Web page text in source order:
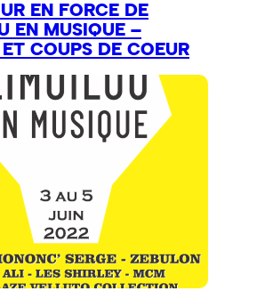
EN FORCE DE
EN MUSIQUE –
COUPS DE COEUR